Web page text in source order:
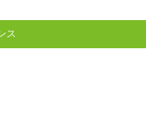
ス